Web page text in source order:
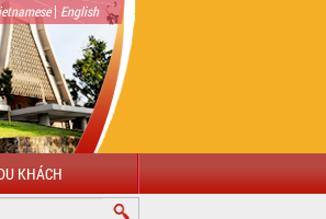
| English
KHÁCH
LẮK